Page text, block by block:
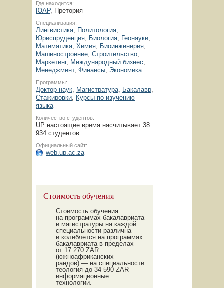
Где находится:
ЮАР, Претория
Специализация:
Лингвистика, Политология,
Юриспруденция, Биология, Геонауки,
Математика, Химия, Биоинженерия,
Машиностроение, Строительство,
Маркетинг, Международный бизнес,
Менеджмент, Финансы, Экономика
Программы:
Доктор наук, Магистратура, Бакалавр,
Стажировки, Курсы по изучению
языка
Количество студентов:
UP настоящее время насчитывает 38
934 студентов.
Официальный сайт:
web.up.ac.za
Стоимость обучения
Стоимость обучения
на программах бакалавриата
и магистратуры на каждой
специальности различна
и колеблется на программах
бакалавриата в пределах
от 17 270 ZAR
(южноафриканских
рандов) — на специальности
теология до 34 590 ZAR —
информационные
технологии.